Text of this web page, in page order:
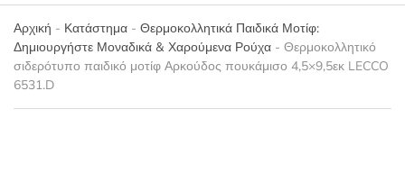
r
c
h
p
r
o
a
c
h
Αρχική - Κατάστημα - Θερμοκολλητικά Παιδικά Μοτίφ:
Δημιουργήστε Μοναδικά & Χαρούμενα Ρούχα - Θερμοκολλητικό
σιδερότυπο παιδικό μοτίφ Αρκούδος πουκάμισο 4,5×9,5εκ LECCO
6531.D